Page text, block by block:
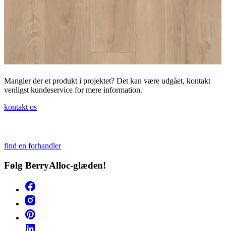
Mangler der et produkt i projektet? Det kan være udgået, kontakt
venligst kundeservice for mere information.
kontakt os
find en forhandler
Følg BerryAlloc-glæden!